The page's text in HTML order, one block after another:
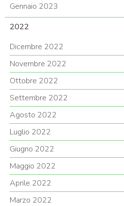
Gennaio 2023
2022
Dicembre 2022
Novembre 2022
Ottobre 2022
Settembre 2022
Agosto 2022
Luglio 2022
Giugno 2022
Maggio 2022
Aprile 2022
Marzo 2022